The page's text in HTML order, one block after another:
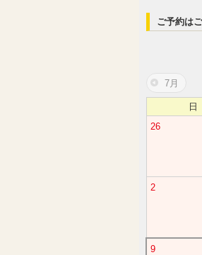
ご予約は
7月
日
26
2
9